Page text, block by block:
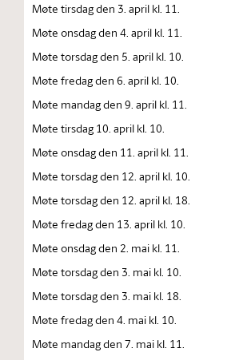
Møte tirsdag den 3. april kl. 11.
Møte onsdag den 4. april kl. 11.
Møte torsdag den 5. april kl. 10.
Møte fredag den 6. april kl. 10.
Møte mandag den 9. april kl. 11.
Møte tirsdag 10. april kl. 10.
Møte onsdag den 11. april kl. 11.
Møte torsdag den 12. april kl. 10.
Møte torsdag den 12. april kl. 18.
Møte fredag den 13. april kl. 10.
Møte onsdag den 2. mai kl. 11.
Møte torsdag den 3. mai kl. 10.
Møte torsdag den 3. mai kl. 18.
Møte fredag den 4. mai kl. 10.
Møte mandag den 7. mai kl. 11.